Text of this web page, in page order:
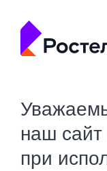
наш сайт
при